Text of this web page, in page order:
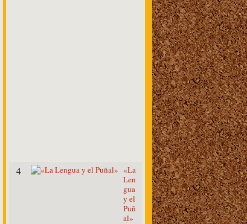
4
«La
Len
gua
y el
Puñ
al»